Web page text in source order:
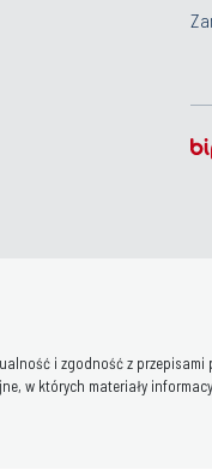
i zgodność z
w których materiały